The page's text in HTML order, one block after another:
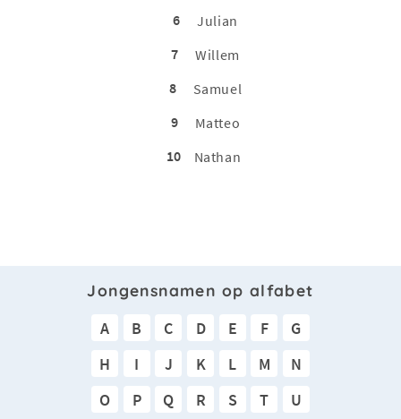
6
Julian
7
Willem
8
Samuel
9
Matteo
10
Nathan
Jongensnamen op alfabet
A B C D E F
G
H
I J K L M
N
O
P Q R S T
U